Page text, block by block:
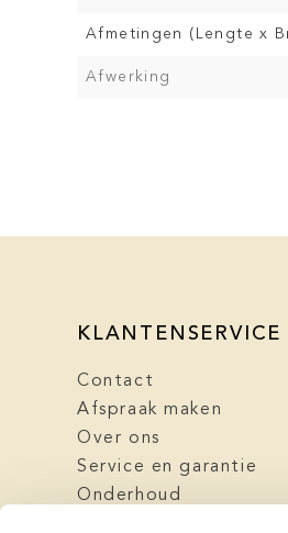
Afmetingen (Lengte x
Afwerking
KLANTENSERVICE
Contact
Afspraak maken
Over ons
Service en garantie
Onderhoud